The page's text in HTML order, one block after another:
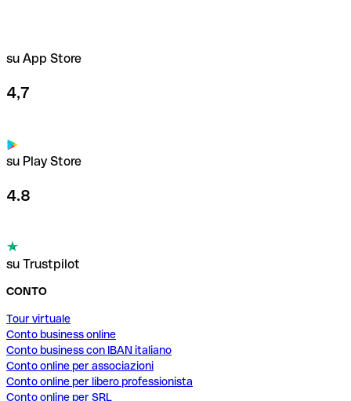
su App Store
4,7
su Play Store
4.8
su Trustpilot
CONTO
Tour virtuale
Conto business online
Conto business con IBAN italiano
Conto online per associazioni
Conto online per libero professionista
Conto online per SRL